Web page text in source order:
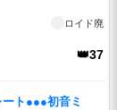
ロイド廃
👑37
ト●●●初音ミ